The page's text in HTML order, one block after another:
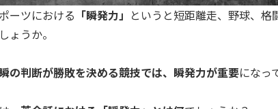
ーツにおける 「瞬発力」 というと短距離走、野球、
ょうか。
の判断が勝敗を決める競技では、瞬発力が重要になっ